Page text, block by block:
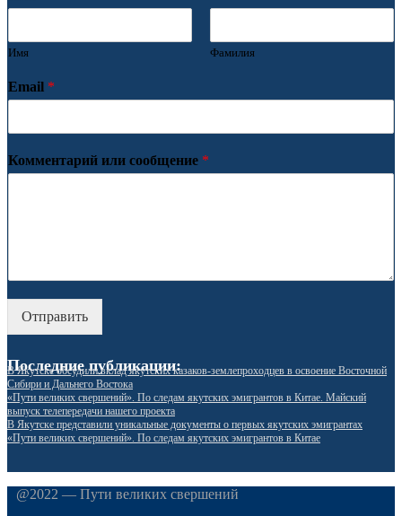
Имя Фамилия
Email *
Комментарий или сообщение *
Отправить
Последние публикации:
В Якутске обсудили вклад якутских казаков-землепроходцев в освоение Восточной
Сибири и Дальнего Востока
«Пути великих свершений». По следам якутских эмигрантов в Китае. Майский
выпуск телепередачи нашего проекта
В Якутске представили уникальные документы о первых якутских эмигрантах
«Пути великих свершений». По следам якутских эмигрантов в Китае
@2022 — Пути великих свершений